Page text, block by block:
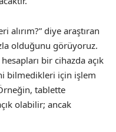
alırım?” diye araştıran
olduğunu görüyoruz.
bir cihazda açık
bilmedikleri için işlem
tablette
olabilir; ancak